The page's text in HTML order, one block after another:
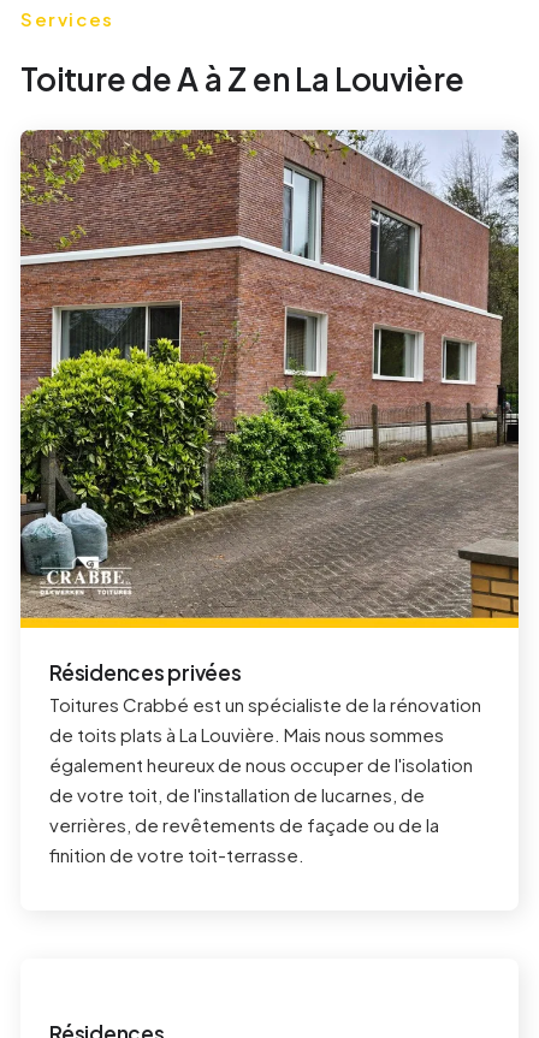
Services
Toiture de A à Z en La Louvière
Résidences privées
Toitures Crabbé est un spécialiste de la rénovation
de toits plats à La Louvière . Mais nous sommes
également heureux de nous occuper de l'isolation
de votre toit, de l'installation de lucarnes, de
verrières, de revêtements de façade ou de la
finition de votre toit-terrasse.